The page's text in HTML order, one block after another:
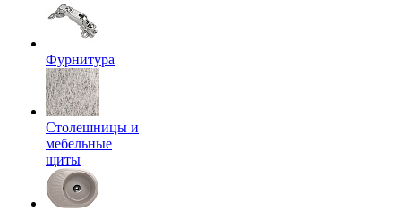
Фурнитура
Столешницы и
мебельные
щиты